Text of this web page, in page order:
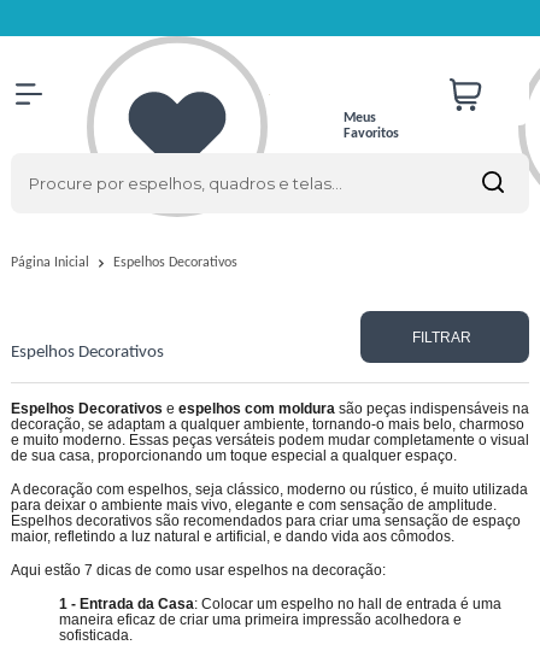
Meus
Favoritos
Página Inicial Espelhos Decorativos
Espelhos Decorativos
FILTRAR
Espelhos Decorativos e espelhos com moldura são peças indispensáveis na
decoração, se adaptam a qualquer ambiente, tornando-o mais belo, charmoso
e muito moderno. Essas peças versáteis podem mudar completamente o visual
de sua casa, proporcionando um toque especial a qualquer espaço.
A decoração com espelhos, seja clássico, moderno ou rústico, é muito utilizada
para deixar o ambiente mais vivo, elegante e com sensação de amplitude.
Espelhos decorativos são recomendados para criar uma sensação de espaço
maior, refletindo a luz natural e artificial, e dando vida aos cômodos.
Aqui estão 7 dicas de como usar espelhos na decoração:
1 - Entrada da Casa: Colocar um espelho no hall de entrada é uma
maneira eficaz de criar uma primeira impressão acolhedora e
sofisticada.